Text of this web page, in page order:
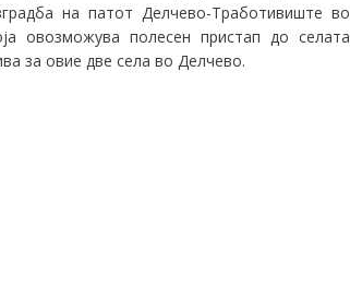
на патот Делчево-Тработивиште во
овозможува полесен пристап до селата
за овие две села во Делчево.